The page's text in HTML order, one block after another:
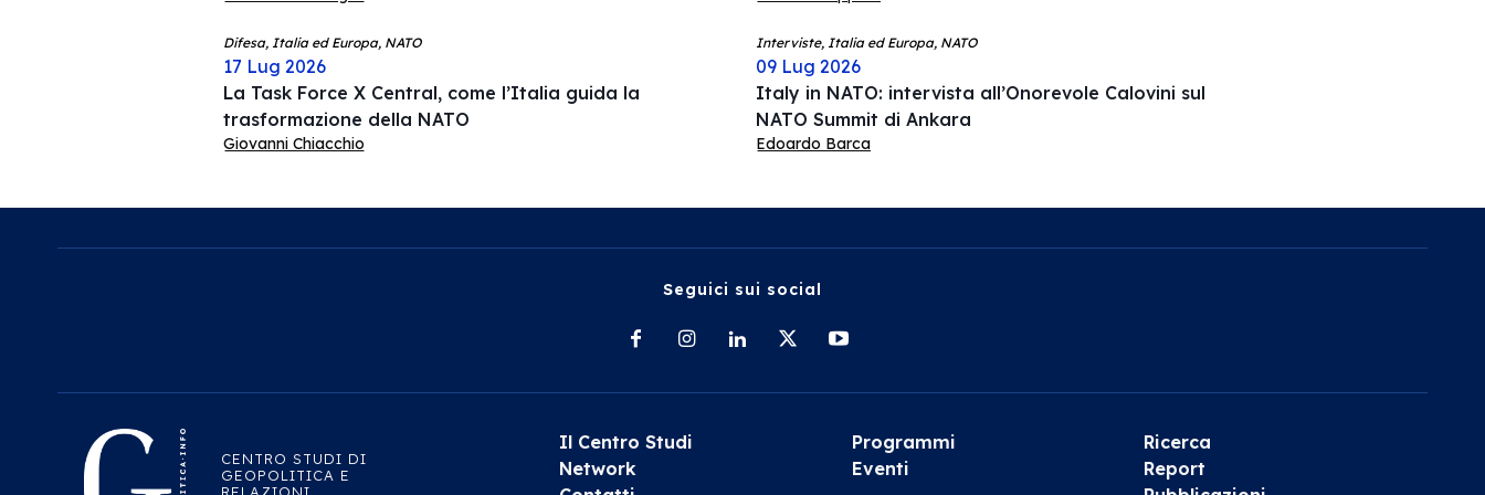
Difesa, Italia ed Europa, NATO
17 Lug 2026
La Task Force X Central, come l’Italia guida la
trasformazione della NATO
Giovanni Chiacchio
Interviste, Italia ed Europa, NATO
09 Lug 2026
Italy in NATO: intervista all’Onorevole Calovini sul
NATO Summit di Ankara
Edoardo Barca
Seguici sui social
CENTRO STUDI DI
GEOPOLITICA E
Il Centro Studi
Network
Programmi
Eventi
Ricerca
Report